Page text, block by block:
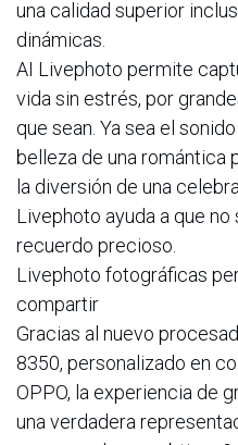
una calidad superior
dinámicas.
AI Livephoto permite
vida sin estrés, por
que sean. Ya sea el
belleza de una romántica
la diversión de una
Livephoto ayuda a que no
recuerdo precioso.
Livephoto fotográficas
compartir
Gracias al nuevo
8350, personalizado en
OPPO, la experiencia de
una verdadera